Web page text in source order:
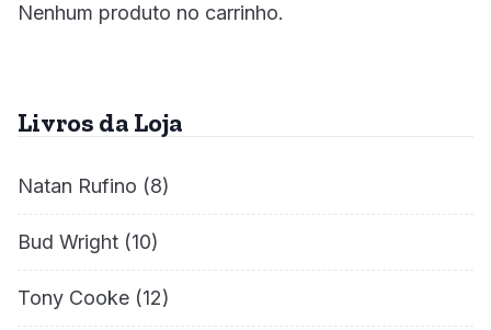
Nenhum produto no carrinho.
Livros da Loja
Natan Rufino (8)
Bud Wright (10)
Tony Cooke (12)